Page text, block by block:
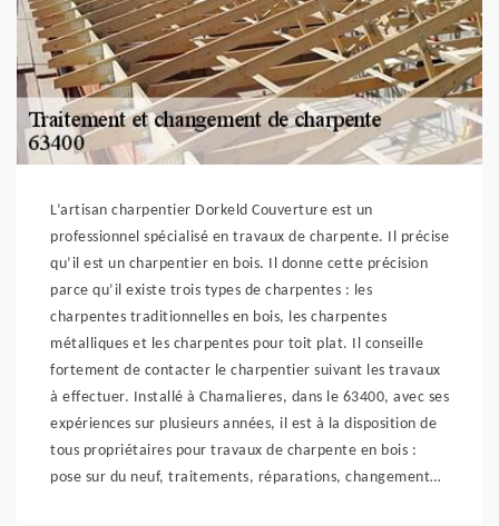
L’artisan charpentier Dorkeld Couverture est un
professionnel spécialisé en travaux de charpente. Il précise
qu’il est un charpentier en bois. Il donne cette précision
parce qu’il existe trois types de charpentes : les
charpentes traditionnelles en bois, les charpentes
métalliques et les charpentes pour toit plat. Il conseille
fortement de contacter le charpentier suivant les travaux
à effectuer. Installé à Chamalieres, dans le 63400, avec ses
expériences sur plusieurs années, il est à la disposition de
tous propriétaires pour travaux de charpente en bois :
pose sur du neuf, traitements, réparations, changement…